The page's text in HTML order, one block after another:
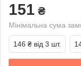
151 ₴
Мінімальна сума
146 ₴ від 3 шт.